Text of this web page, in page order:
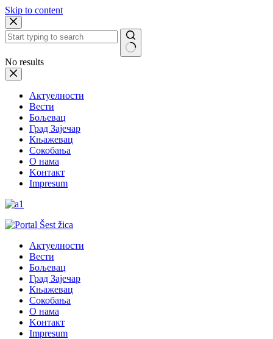
Skip to content
No results
Актуелности
Вести
Бољевац
Град Зајечар
Књажевац
Сокобања
O нама
Kонтакт
Impresum
Актуелности
Вести
Бољевац
Град Зајечар
Књажевац
Сокобања
O нама
Kонтакт
Impresum